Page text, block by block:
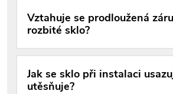
Vztahuje se prodloužená
rozbité sklo?
Jak se sklo při instalaci
utěsňuje?